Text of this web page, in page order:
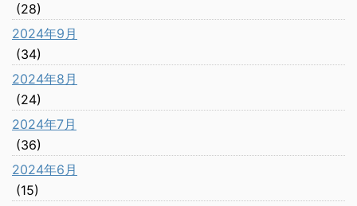
(28)
2024年9月
(34)
2024年8月
(24)
2024年7月
(36)
2024年6月
(15)